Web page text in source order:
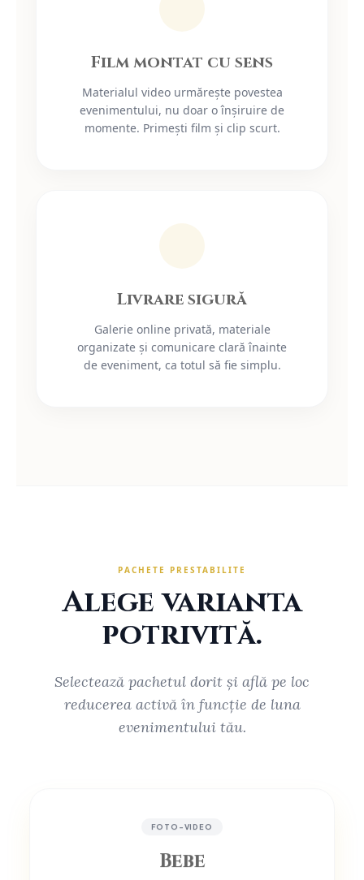
Film montat cu sens
Materialul video urmărește povestea
evenimentului, nu doar o înșiruire de
momente. Primești film și clip scurt.
Livrare sigură
Galerie online privată, materiale
organizate și comunicare clară înainte
de eveniment, ca totul să fie simplu.
PACHETE PRESTABILITE
Alege varianta
potrivită.
Selectează pachetul dorit și află pe loc
reducerea activă în funcție de luna
evenimentului tău.
FOTO-VIDEO
Bebe